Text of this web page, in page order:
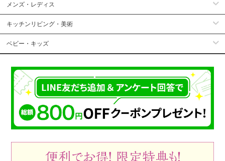
メンズ・レディス
キッチンリビング・美術
ベビー・キッズ